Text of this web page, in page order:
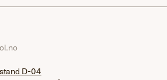
D-04